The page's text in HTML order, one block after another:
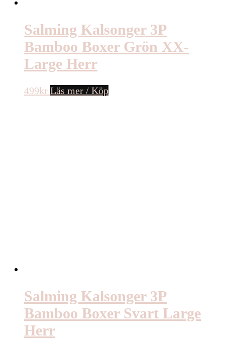
Salming Kalsonger 3P
Bamboo Boxer Grön XX-
Large Herr
499kr Läs mer / Köp
Salming Kalsonger 3P
Bamboo Boxer Svart Large
Herr